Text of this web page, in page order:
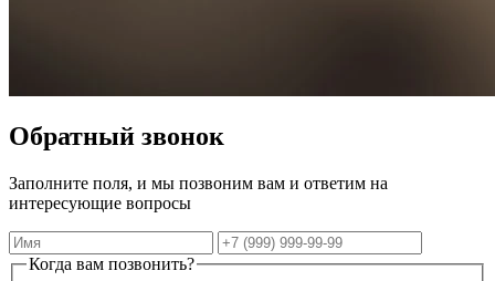
Обратный звонок
Заполните поля, и мы позвоним вам и ответим на
интересующие вопросы
Имя
Телефон
Когда вам позвонить?